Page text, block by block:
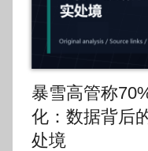
暴雪高管称
化：数据背后
处境